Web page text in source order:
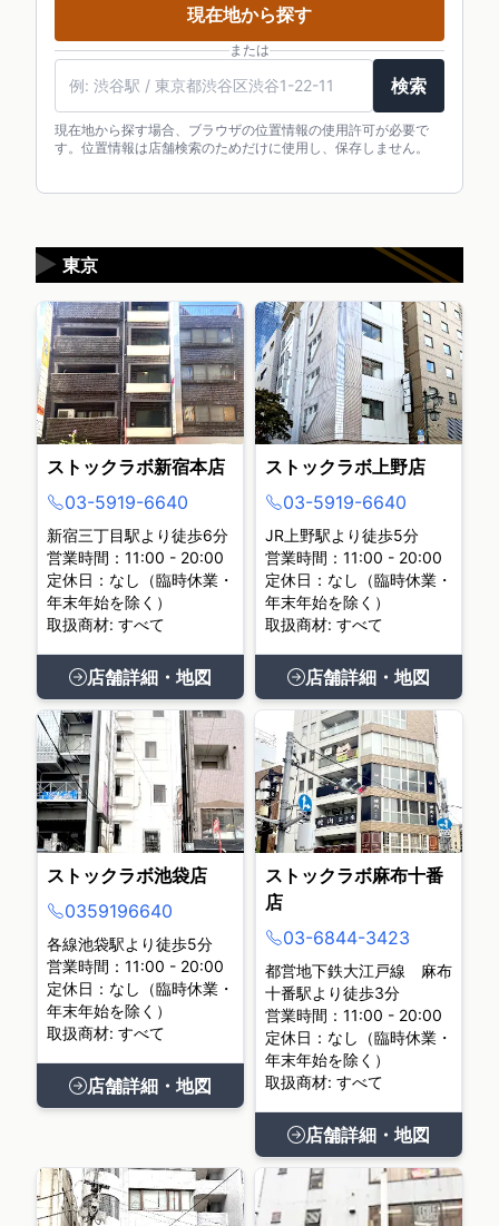
現在地から探す
または
検索
現在地から探す場合、ブラウザの位置情報の使用許可が必要で
す。位置情報は店舗検索のためだけに使用し、保存しません。
東京
▶
ストックラボ新宿本店
03-5919-6640
新宿三丁目駅より徒歩6分
営業時間：11:00 - 20:00
定休日：なし（臨時休業・
年末年始を除く）
取扱商材: すべて
店舗詳細・地図
ストックラボ上野店
03-5919-6640
JR上野駅より徒歩5分
営業時間：11:00 - 20:00
定休日：なし（臨時休業・
年末年始を除く）
取扱商材: すべて
店舗詳細・地図
ストックラボ池袋店
0359196640
各線池袋駅より徒歩5分
営業時間：11:00 - 20:00
定休日：なし（臨時休業・
年末年始を除く）
取扱商材: すべて
店舗詳細・地図
ストックラボ麻布十番
店
03-6844-3423
都営地下鉄大江戸線 麻布
十番駅より徒歩3分
営業時間：11:00 - 20:00
定休日：なし（臨時休業・
年末年始を除く）
取扱商材: すべて
店舗詳細・地図